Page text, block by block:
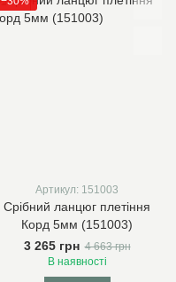
Артикул: 151003
Срібний ланцюг плетіння
Корд 5мм (151003)
3 265 грн 4 663 грн
В наявності